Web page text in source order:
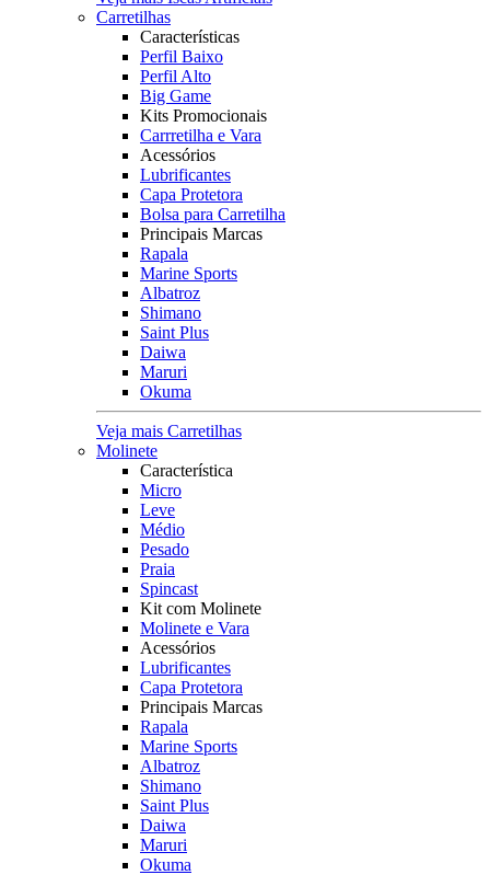
Carretilhas
Características
Perfil Baixo
Perfil Alto
Big Game
Kits Promocionais
Carrretilha e Vara
Acessórios
Lubrificantes
Capa Protetora
Bolsa para Carretilha
Principais Marcas
Rapala
Marine Sports
Albatroz
Shimano
Saint Plus
Daiwa
Maruri
Okuma
Veja mais Carretilhas
Molinete
Característica
Micro
Leve
Médio
Pesado
Praia
Spincast
Kit com Molinete
Molinete e Vara
Acessórios
Lubrificantes
Capa Protetora
Principais Marcas
Rapala
Marine Sports
Albatroz
Shimano
Saint Plus
Daiwa
Maruri
Okuma